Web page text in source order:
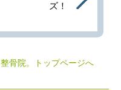
ズ！
骨院。トップページへ